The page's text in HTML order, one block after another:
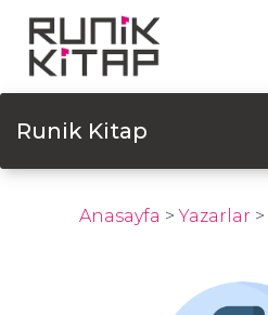
Runik Kitap
Anasayfa >Yazarlar >